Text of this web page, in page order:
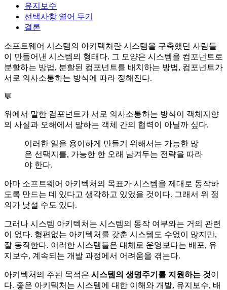
유지보수
선택사항 열어 두기
결론
소프트웨어 시스템의 아키텍처란 시스템을 구축했던 사람들
이 만들어낸 시스템의 형태다. 그 모양은 시스템을 컴포넌트로
분할하는 방법, 분할된 컴포넌트를 배치하는 방법, 컴포넌트가
서로 의사소통하는 방식에 따라 정해진다.
💬
위에서 말한 컴포넌트가 서로 의사소통하는 방식이 객체지향
의 사실과 오해에서 말하는 객체 간의 협력이 아닐까 싶다.
이러한 일을 용이하게 만들기 위해서는 가능한 많
은 선택지를, 가능한 한 오래 남겨두는 전략을 따라
야 한다.
아마 소프트웨어 아키텍처의 목표가 시스템을 제대로 동작하
도록 만드는 데 있다고 생각하고 있었을 것이다. 그래서 위 정
의가 낯설 수도 있다.
그러나 시스템 아키텍처는 시스템의 동작 여부와는 거의 관련
이 없다. 형편없는 아키텍처를 갖춘 시스템도 수없이 많지만,
잘 동작한다. 이러한 시스템들은 대체로 운영보다는 배포, 유
지보수, 계속되는 개발 과정에서 어려움을 겪는다.
아키텍처의 주된 목적은 시스템의 생명주기를 지원하는 것이
다. 좋은 아키텍처는 시스템에 대한 이해와 개발, 유지보수, 배